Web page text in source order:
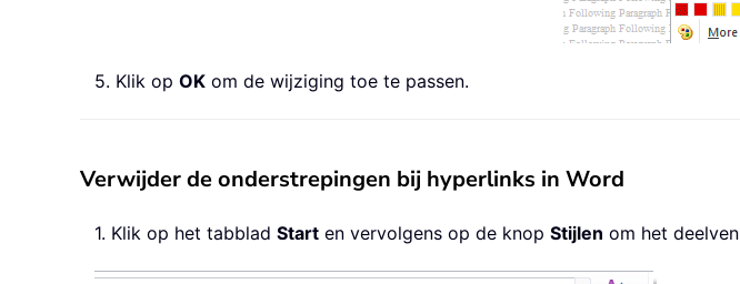
5. Klik op OK om de wijziging toe te passen.
Verwijder de onderstrepingen bij hyperlinks in Word
1. Klik op het tabblad Start en vervolgens op de knop Stijlen om het